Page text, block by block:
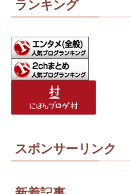
ランキング
スポンサーリンク